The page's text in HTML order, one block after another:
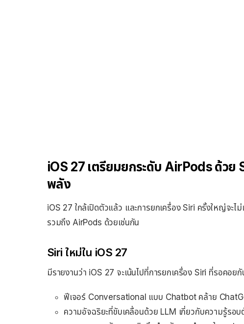
iOS 27 เตรียมยกระดับ AirPods ด้วย
พลัง
iOS 27 ใกล้เปิดตัวแล้ว และการยกเครื่อง Siri ครั้งใหญ่จะ
รวมถึง AirPods ด้วยเช่นกัน
Siri ใหม่ใน iOS 27
มีรายงานว่า iOS 27 จะเน้นไปที่การยกเครื่อง Siri ที่รอคอย
ฟีเจอร์ Conversational แบบ Chatbot คล้าย
ความอัจฉริยะที่ขับเคลื่อนด้วย LLM เกี่ยวกับความรู้รอ